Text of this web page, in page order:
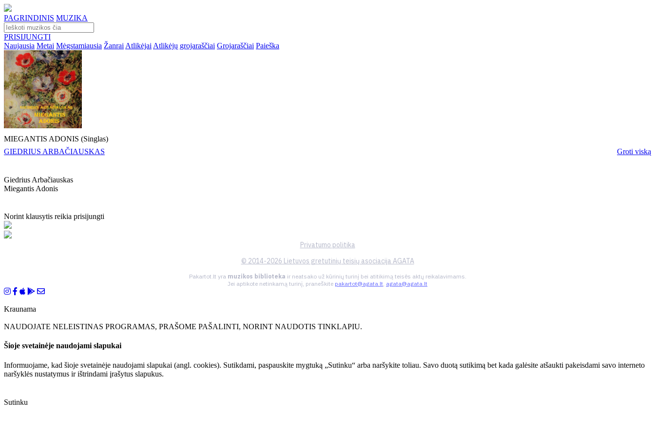
PAGRINDINIS MUZIKA
PRISIJUNGTI
Naujausia Metai Mėgstamiausia Žanrai Atlikėjai Atlikėjų grojaraščiai Grojaraščiai Paieška
MIEGANTIS ADONIS (Singlas)
GIEDRIUS ARBAČIAUSKAS
Groti viską
Giedrius Arbačiauskas
Miegantis Adonis
Norint klausytis reikia prisijungti
Privatumo politika
© 2014-2026 Lietuvos gretutinių teisių asociacija AGATA
Pakartot.lt yra muzikos biblioteka ir neatsako už kūrinių turinį bei atitikimą teisės aktų reikalavimams.
Jei aptikote netinkamą turinį, praneškite pakartot@agata.lt, agata@agata.lt
Kraunama
NAUDOJATE NELEISTINAS PROGRAMAS, PRAŠOME PAŠALINTI, NORINT NAUDOTIS TINKLAPIU.
Šioje svetainėje naudojami slapukai
Informuojame, kad šioje svetainėje naudojami slapukai (angl. cookies). Sutikdami, paspauskite mygtuką „Sutinku“ arba naršykite toliau. Savo duotą sutikimą bet kada galėsite atšaukti pakeisdami savo interneto
naršyklės nustatymus ir ištrindami įrašytus slapukus.
Sutinku